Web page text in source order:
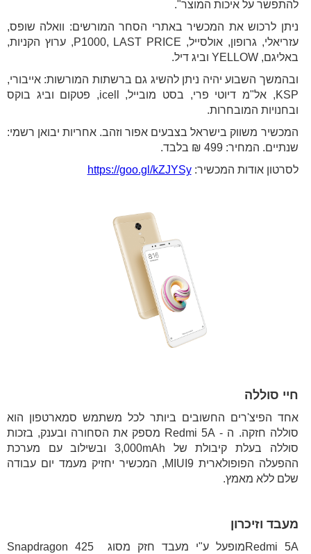
להתפשר על איכות המוצר".
ניתן לרכוש את המכשיר באתרי הסחר המורשים: וואלה שופס,
עזריאלי, גרופון, אולסייל, P1000, LAST PRICE, ערוץ הקניות,
באליגם, YELLOW וביג דיל.
ובהמשך השבוע יהיה ניתן להשיג גם ברשתות המורשות: אייבורי,
KSP, אל"מ דיוטי פרי, בסט מובייל, icell, פטקום וביג בוקס
ובחנויות המובחרות.
המכשיר משווק בישראל בצבעים אפור וזהב. אחריות יבואן רשמי:
שנתיים. המחיר: 499 ₪ בלבד.
לסרטון אודות המכשיר:https://goo.gl/kZJYSy
חיי סוללה
אחד הפיצ'רים החשובים ביותר לכל משתמש סמארטפון הוא
סוללה חזקה. ה - Redmi 5A מספק את הסחורה ובענק, בזכות
סוללה בעלת קיבולת של 3,000mAh ובשילוב עם מערכת
ההפעלה הפופולארית MIUI9, המכשיר יחזיק מעמד יום עבודה
שלם ללא מאמץ.
מעבד וזיכרון
Redmi 5Aמופעל ע"י מעבד חזק מסוג 425 Snapdragon